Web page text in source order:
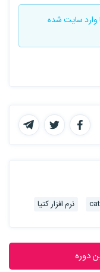
وارد سایتشده
نرم افزار کتیا
دوره